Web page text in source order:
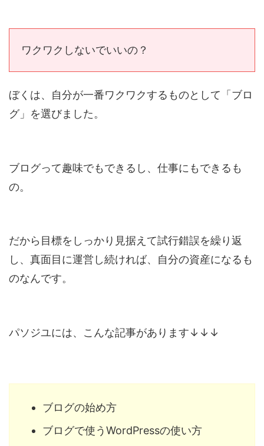
ワクワクしないでいいの？
ぼくは、自分が一番ワクワクするものとして「ブロ
グ」を選びました。
ブログって趣味でもできるし、仕事にもできるも
の。
だから目標をしっかり見据えて試行錯誤を繰り返
し、真面目に運営し続ければ、自分の資産になるも
のなんです。
パソジユには、こんな記事があります↓↓↓
ブログの始め方
ブログで使うWordPressの使い方